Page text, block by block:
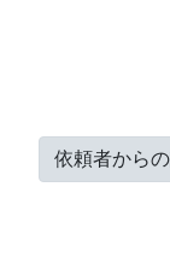
依頼者から